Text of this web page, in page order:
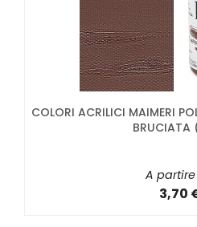
COLORI ACRILICI MAIMERI
A
3,70